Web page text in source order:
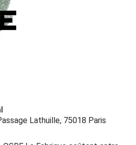
Lathuille, 75018 Paris